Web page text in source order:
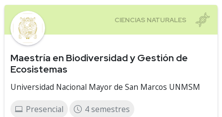
Maestría en Biodiversidad y Gestión de
Ecosistemas
Universidad Nacional Mayor de San Marcos UNMSM
Presencial 4 semestres